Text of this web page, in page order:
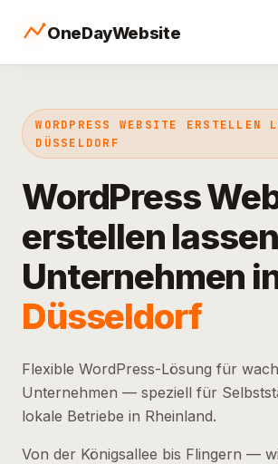
OneDayWebsite
WORDPRESS WEBSITE ERSTELLEN
DÜSSELDORF
WordPress
erstellen
Unternehmen
Düsseldorf
Flexible WordPress-Lösung für
Unternehmen — speziell für
lokale Betriebe in Rheinland.
Von der Königsallee bis Flingern —